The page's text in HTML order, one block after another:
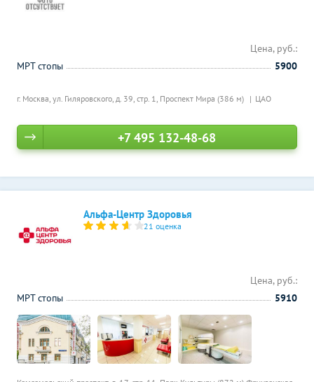
г. Москва, ул. Гиляровского, д. 39, стр. 1, Проспект Мира (386 м) ЦАО
Цена, руб.:
МРТ стопы
5900
+7 495 132-48-68
Альфа-Центр Здоровья
21 оценка
Цена, руб.:
МРТ стопы
5910